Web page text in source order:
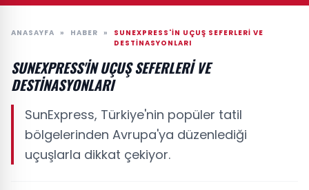
ANASAYFA » HABER »
SUNEXPRESS'IN UÇUŞ SEFERLERI VE
DESTINASYONLARI
SUNEXPRESS'IN UÇUŞ SEFERLERI VE
DESTINASYONLARI
SunExpress, Türkiye'nin popüler tatil
bölgelerinden Avrupa'ya düzenlediği
uçuşlarla dikkat çekiyor.